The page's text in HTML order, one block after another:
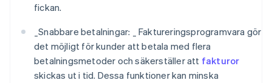
fickan.
_Snabbare betalningar: _
Faktureringsprogramvara gör
det möjligt för kunder att betala med flera
betalningsmetoder och säkerställer att fakturor
skickas ut i tid. Dessa funktioner kan minska